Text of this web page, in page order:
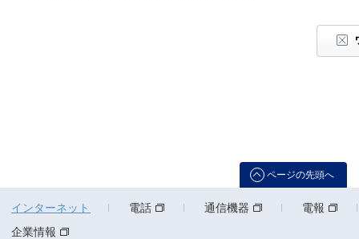
ページの先頭へ
インターネット 電話 通信機器
電報
企業情報